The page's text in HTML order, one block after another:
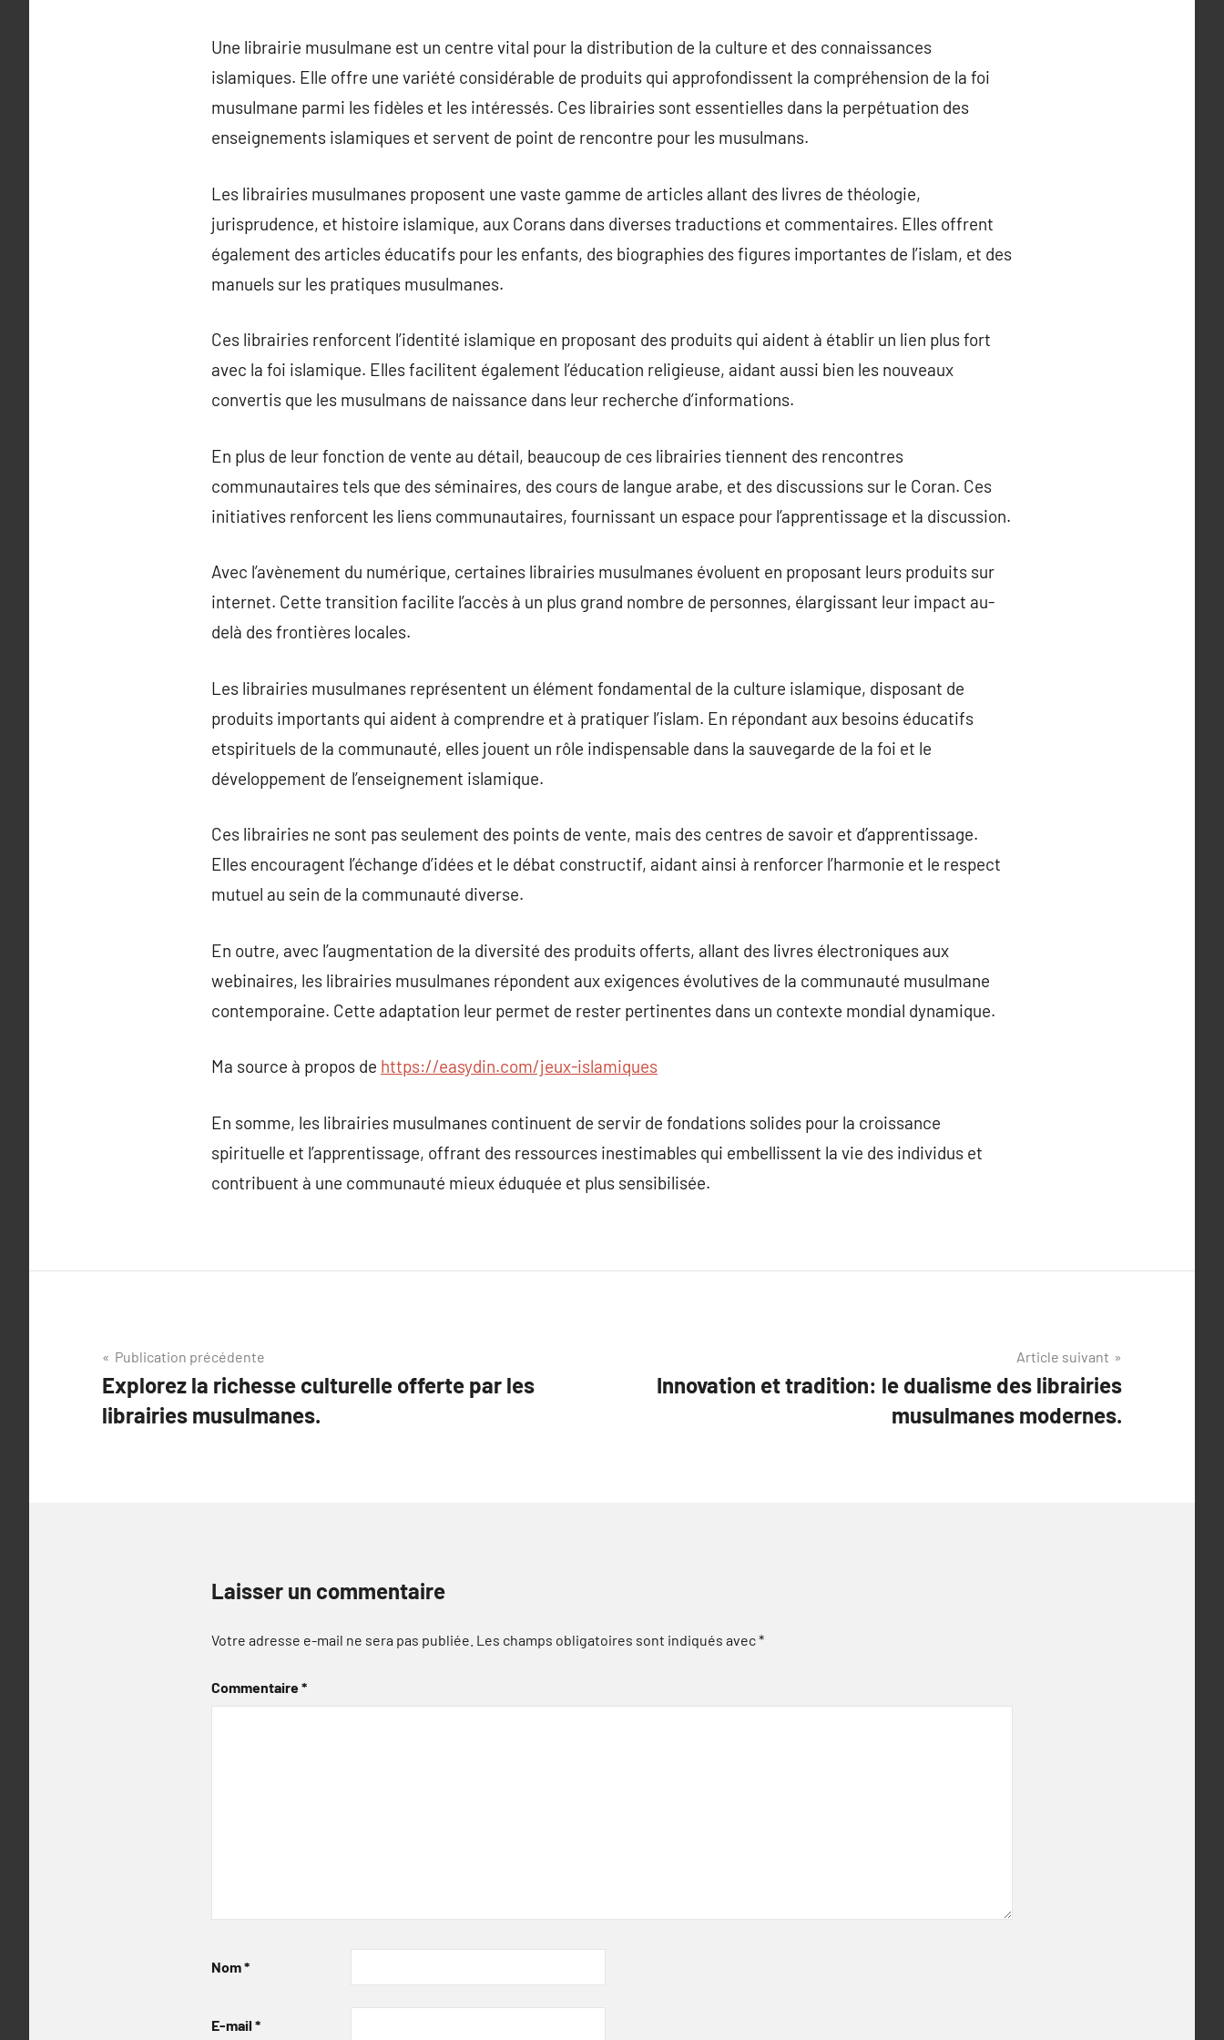
Une librairie musulmane est un centre vital pour la distribution de la culture et des connaissances
islamiques. Elle offre une variété considérable de produits qui approfondissent la compréhension de la foi
musulmane parmi les fidèles et les intéressés. Ces librairies sont essentielles dans la perpétuation des
enseignements islamiques et servent de point de rencontre pour les musulmans.
Les librairies musulmanes proposent une vaste gamme de articles allant des livres de théologie,
jurisprudence, et histoire islamique, aux Corans dans diverses traductions et commentaires. Elles offrent
également des articles éducatifs pour les enfants, des biographies des figures importantes de l’islam, et des
manuels sur les pratiques musulmanes.
Ces librairies renforcent l’identité islamique en proposant des produits qui aident à établir un lien plus fort
avec la foi islamique. Elles facilitent également l’éducation religieuse, aidant aussi bien les nouveaux
convertis que les musulmans de naissance dans leur recherche d’informations.
En plus de leur fonction de vente au détail, beaucoup de ces librairies tiennent des rencontres
communautaires tels que des séminaires, des cours de langue arabe, et des discussions sur le Coran. Ces
initiatives renforcent les liens communautaires, fournissant un espace pour l’apprentissage et la discussion.
Avec l’avènement du numérique, certaines librairies musulmanes évoluent en proposant leurs produits sur
internet. Cette transition facilite l’accès à un plus grand nombre de personnes, élargissant leur impact au-
delà des frontières locales.
Les librairies musulmanes représentent un élément fondamental de la culture islamique, disposant de
produits importants qui aident à comprendre et à pratiquer l’islam. En répondant aux besoins éducatifs
etspirituels de la communauté, elles jouent un rôle indispensable dans la sauvegarde de la foi et le
développement de l’enseignement islamique.
Ces librairies ne sont pas seulement des points de vente, mais des centres de savoir et d’apprentissage.
Elles encouragent l’échange d’idées et le débat constructif, aidant ainsi à renforcer l’harmonie et le respect
mutuel au sein de la communauté diverse.
En outre, avec l’augmentation de la diversité des produits offerts, allant des livres électroniques aux
webinaires, les librairies musulmanes répondent aux exigences évolutives de la communauté musulmane
contemporaine. Cette adaptation leur permet de rester pertinentes dans un contexte mondial dynamique.
Ma source à propos de https://easydin.com/jeux-islamiques
En somme, les librairies musulmanes continuent de servir de fondations solides pour la croissance
spirituelle et l’apprentissage, offrant des ressources inestimables qui embellissent la vie des individus et
contribuent à une communauté mieux éduquée et plus sensibilisée.
Navigation
de
l’article
Publication précédente
Explorez la richesse culturelle offerte par les
librairies musulmanes.
Article suivant
Innovation et tradition: le dualisme des librairies
musulmanes modernes.
Laisser un commentaire
Votre adresse e-mail ne sera pas publiée. Les champs obligatoires sont indiqués avec*
Commentaire*
Nom*
E-mail *